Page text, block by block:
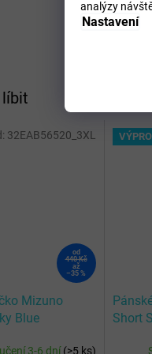
analýzy
Nastavení
líbit
od
440 Kč
až
–35 %
Mizuno
Blue
3-6 dní(>5 ks)
32EAB56520_3XL
Short